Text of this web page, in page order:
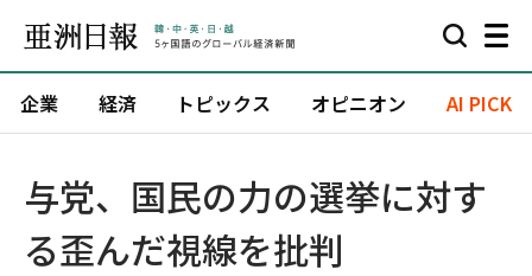
企業 経済 トピックス オピニオン AI PICK
与党、国民の力の選挙に対す
る歪んだ視線を批判